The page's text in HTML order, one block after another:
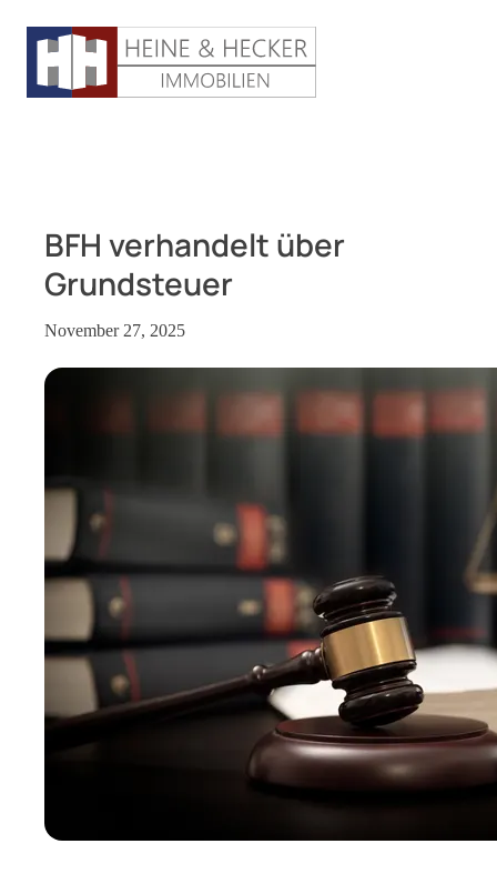
BFH verhandelt über
Grundsteuer
November 27, 2025